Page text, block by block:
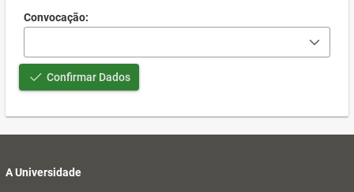
Convocação:
Confirmar Dados
A Universidade